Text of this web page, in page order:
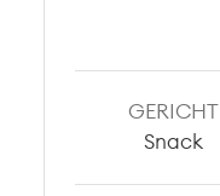
GERICHT
Snack